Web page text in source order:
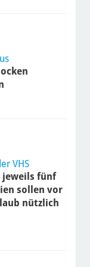
VHS
jeweils fünf
sollen vor
nützlich